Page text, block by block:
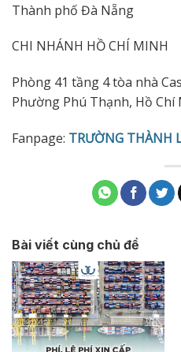
Thành phố Đà Nẵng
CHI NHÁNH HỒ CHÍ MINH
Phòng 41 tầng 4 tòa nhà
Phường Phú Thạnh, Hồ Chí
Fanpage: TRƯỜNG THÀNH
Bài viết cùng chủ đề